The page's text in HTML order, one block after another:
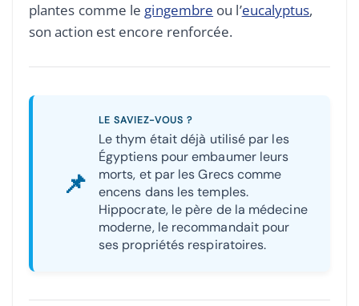
plantes comme le gingembre ou l’eucalyptus,
son action est encore renforcée.
📌
LE SAVIEZ-VOUS ?
Le thym était déjà utilisé par les
Égyptiens pour embaumer leurs
morts, et par les Grecs comme
encens dans les temples.
Hippocrate, le père de la médecine
moderne, le recommandait pour
ses propriétés respiratoires.